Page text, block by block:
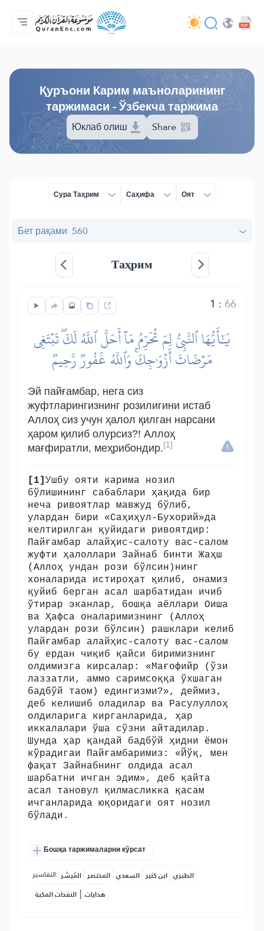
Бош саҳифа
Таржималар мундарижаси
Audio
Ривожлантирувчилар хизмати - API
Лойиҳа ҳақида
Бизга боғланинг
Тил
Қуръони Карим маъноларининг
таржимаси - Ўзбекча таржима
Юклаб олиш Share
Сура Таҳрим Саҳифа Оят
Бет рақами: 560
Таҳрим
1 :66
يَٰٓأَيُّهَا ٱلنَّبِيُّ لِمَ تُحَرِّمُ مَآ أَحَلَّ ٱللَّهُ لَكَۖ تَبۡتَغِي
مَرۡضَاتَ أَزۡوَٰجِكَۚ وَٱللَّهُ غَفُورٞ رَّحِيمٞ
Эй пайғамбар, нега сиз
жуфтларингизнинг розилигини истаб
Аллоҳ сиз учун ҳалол қилган нарсани
ҳаром қилиб олурсиз?! Аллоҳ
мағфиратли, меҳрибондир. [1]
[1] Ушбу ояти карима нозил
бўлишининг сабаблари ҳақида бир
неча ривоятлар мавжуд бўлиб,
улардан бири «Саҳиҳул-Бухорий»да
келтирилган қуйидаги ривоятдир:
Пайғамбар алайҳис-салоту вас-салом
жуфти ҳалоллари Зайнаб бинти Жаҳш
(Аллоҳ ундан рози бўлсин)нинг
хоналарида истироҳат қилиб, онамиз
қуйиб берган асал шарбатидан ичиб
ўтирар эканлар, бошқа аёллари Оиша
ва Ҳафса оналаримизнинг (Аллоҳ
улардан рози бўлсин) рашклари келиб
Пайғамбар алайҳис-салоту вас-салом
бу ердан чиқиб қайси биримизнинг
олдимизга кирсалар: «Мағофийр (ўзи
лаззатли, аммо саримсоққа ўхшаган
бадбўй таом) едингизми?», деймиз,
деб келишиб оладилар ва Расулуллоҳ
олдиларига кирганларида, ҳар
иккалалари ўша сўзни айтадилар.
Шунда ҳар қандай бадбўй ҳидни ёмон
кўрадигаи Пайғамбаримиз: «Йўқ, мен
фақат Зайнабнинг олдида асал
шарбатни ичган эдим», деб қайта
асал тановул қилмасликка қасам
ичганларида юқоридаги оят нозил
бўлади.
Бошқа таржималарни кўрсат
التفاسير: المُيسَّر المختصر السعدي ابن كثير الطبري
النفحات المكية | هدايات